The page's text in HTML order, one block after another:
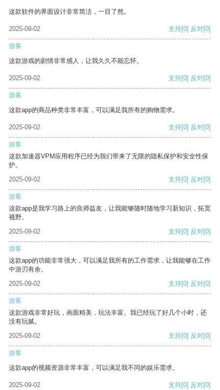
这款软件的界面设计非常简洁，一目了然。
2025-09-02 支持[0] 反对[0]
游客
这款游戏的剧情非常感人，让我久久不能忘怀。
2025-09-02 支持[0] 反对[0]
游客
这款app的商品种类非常丰富，可以满足我所有的购物需求。
2025-09-02 支持[0] 反对[0]
游客
这款加速器VPM应用程序已经为我们带来了无限的隐私保护和安全性保
护。
2025-09-02
支持[0] 反对[0]
游客
这款app是我学习路上的良师益友，让我能够随时随地学习新知识，拓宽
视野。
2025-09-02
支持[0] 反对[0]
游客
这款app的功能非常强大，可以满足我所有的工作需求，让我能够在工作
中游刃有余。
2025-09-02
支持[0] 反对[0]
游客
这款游戏非常好玩，画面精美，玩法丰富。我已经玩了好几个小时，还
没有玩腻。
2025-09-02
支持[0] 反对[0]
游客
这款app的视频资源非常丰富，可以满足我不同的娱乐需求。
2025-09-02 支持[0] 反对[0]